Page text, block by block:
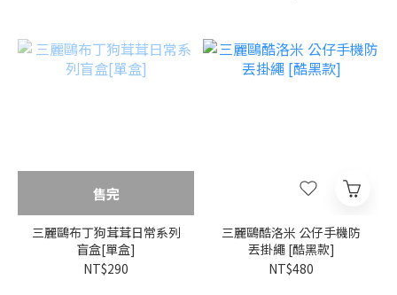
售完
三麗鷗布丁狗茸茸日常系列
盲盒[單盒]
NT$290
三麗鷗酷洛米 公仔手機防
丟掛繩 [酷黑款]
NT$480